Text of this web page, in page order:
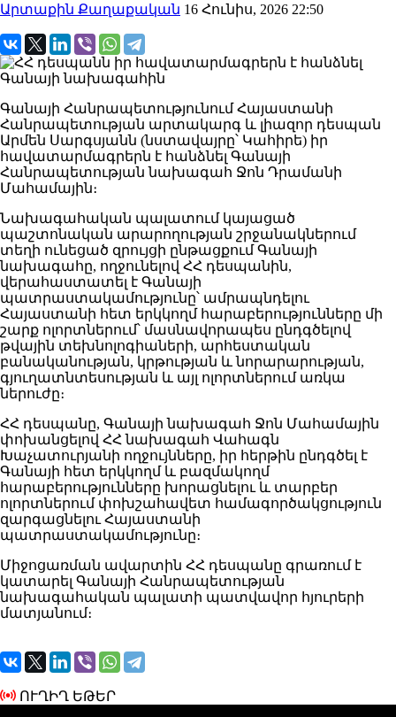
Արտաքին Քաղաքական 16 Հունիս, 2026 22:50
Գանայի Հանրապետությունում Հայաստանի
Հանրապետության արտակարգ և լիազոր դեսպան
Արմեն Սարգսյանն (նստավայրը՝ Կահիրե) իր
հավատարմագրերն է հանձնել Գանայի
Հանրապետության նախագահ Ջոն Դրամանի
Մահամային։
Նախագահական պալատում կայացած
պաշտոնական արարողության շրջանակներում
տեղի ունեցած զրույցի ընթացքում Գանայի
նախագահը, ողջունելով ՀՀ դեսպանին,
վերահաստատել է Գանայի
պատրաստակամությունը՝ ամրապնդելու
Հայաստանի հետ երկկողմ հարաբերությունները մի
շարք ոլորտներում՝ մասնավորապես ընդգծելով
թվային տեխնոլոգիաների, արհեստական
բանականության, կրթության և նորարարության,
գյուղատնտեսության և այլ ոլորտներում առկա
ներուժը։
ՀՀ դեսպանը, Գանայի նախագահ Ջոն Մահամային
փոխանցելով ՀՀ նախագահ Վահագն
Խաչատուրյանի ողջույնները, իր հերթին ընդգծել է
Գանայի հետ երկկողմ և բազմակողմ
հարաբերությունները խորացնելու և տարբեր
ոլորտներում փոխշահավետ համագործակցություն
զարգացնելու Հայաստանի
պատրաստակամությունը։
Միջոցառման ավարտին ՀՀ դեսպանը գրառում է
կատարել Գանայի Հանրապետության
նախագահական պալատի պատվավոր հյուրերի
մատյանում։
ՈՒՂԻՂ ԵԹԵՐ